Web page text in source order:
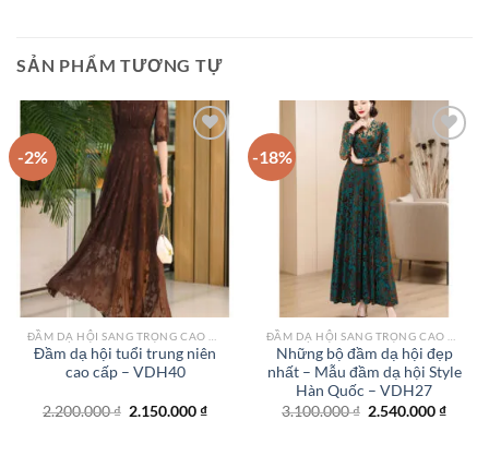
SẢN PHẨM TƯƠNG TỰ
-2%
Đầm dạ hội tuổi trung niên
cao cấp – VDH40
2.200.000₫ Giá
2.150.000₫Giá
-18%
Add to
wishlist
Những bộ đầm dạ hội đẹp
nhất – Mẫu đầm dạ hội Style
Hàn Quốc – VDH27
3.100.000₫ Giá
2.540.000₫Giá